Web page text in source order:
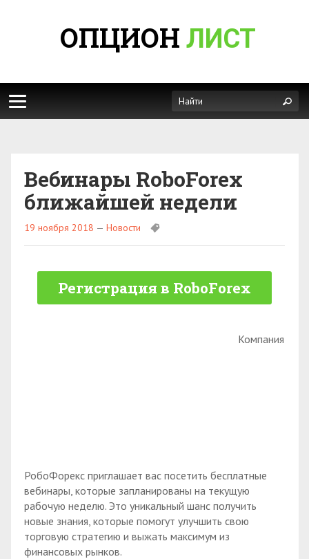
ОПЦИОН ЛИСТ
Вебинары RoboForex
ближайшей недели
19 ноября 2018 — Новости
Регистрация в RoboForex
Компания
РобоФорекс приглашает вас посетить бесплатные
вебинары, которые запланированы на текущую
рабочую неделю. Это уникальный шанс получить
новые знания, которые помогут улучшить свою
торговую стратегию и выжать максимум из
финансовых рынков.